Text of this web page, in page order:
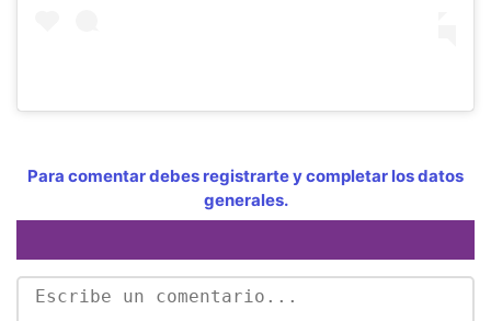
Para comentar debes registrarte y completar los datos
generales.